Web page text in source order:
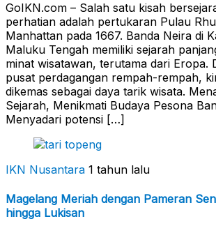
GoIKN.com – Salah satu kisah
perhatian adalah pertukaran Pulau
Manhattan pada 1667. Banda Neira di
Maluku Tengah memiliki sejarah
minat wisatawan, terutama dari Eropa.
pusat perdagangan rempah-rempah,
dikemas sebagai daya tarik wisata.
Sejarah, Menikmati Budaya Pesona
Menyadari potensi […]
IKN Nusantara 1 tahun lalu
Magelang Meriah dengan Pameran
hingga Lukisan